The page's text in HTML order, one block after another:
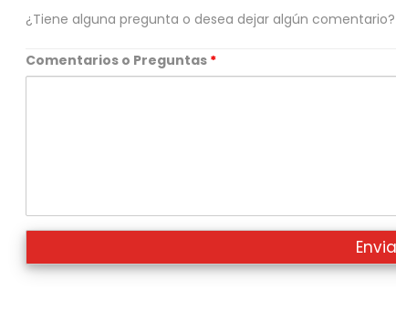
¿Tiene alguna pregunta o desea dejar algún comentario?
Comentarios o Preguntas *